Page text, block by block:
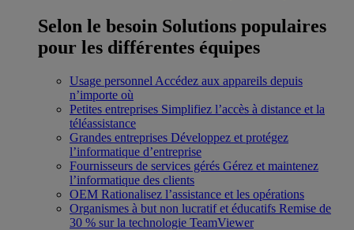
Selon le besoin Solutions populaires
pour les différentes équipes
Usage personnel Accédez aux appareils depuis
n’importe où
Petites entreprises Simplifiez l’accès à distance et la
téléassistance
Grandes entreprises Développez et protégez
l’informatique d’entreprise
Fournisseurs de services gérés Gérez et maintenez
l’informatique des clients
OEM Rationalisez l’assistance et les opérations
Organismes à but non lucratif et éducatifs Remise de
30 % sur la technologie TeamViewer